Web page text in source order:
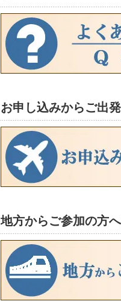
お申し込みからご出
地方からご参加の方